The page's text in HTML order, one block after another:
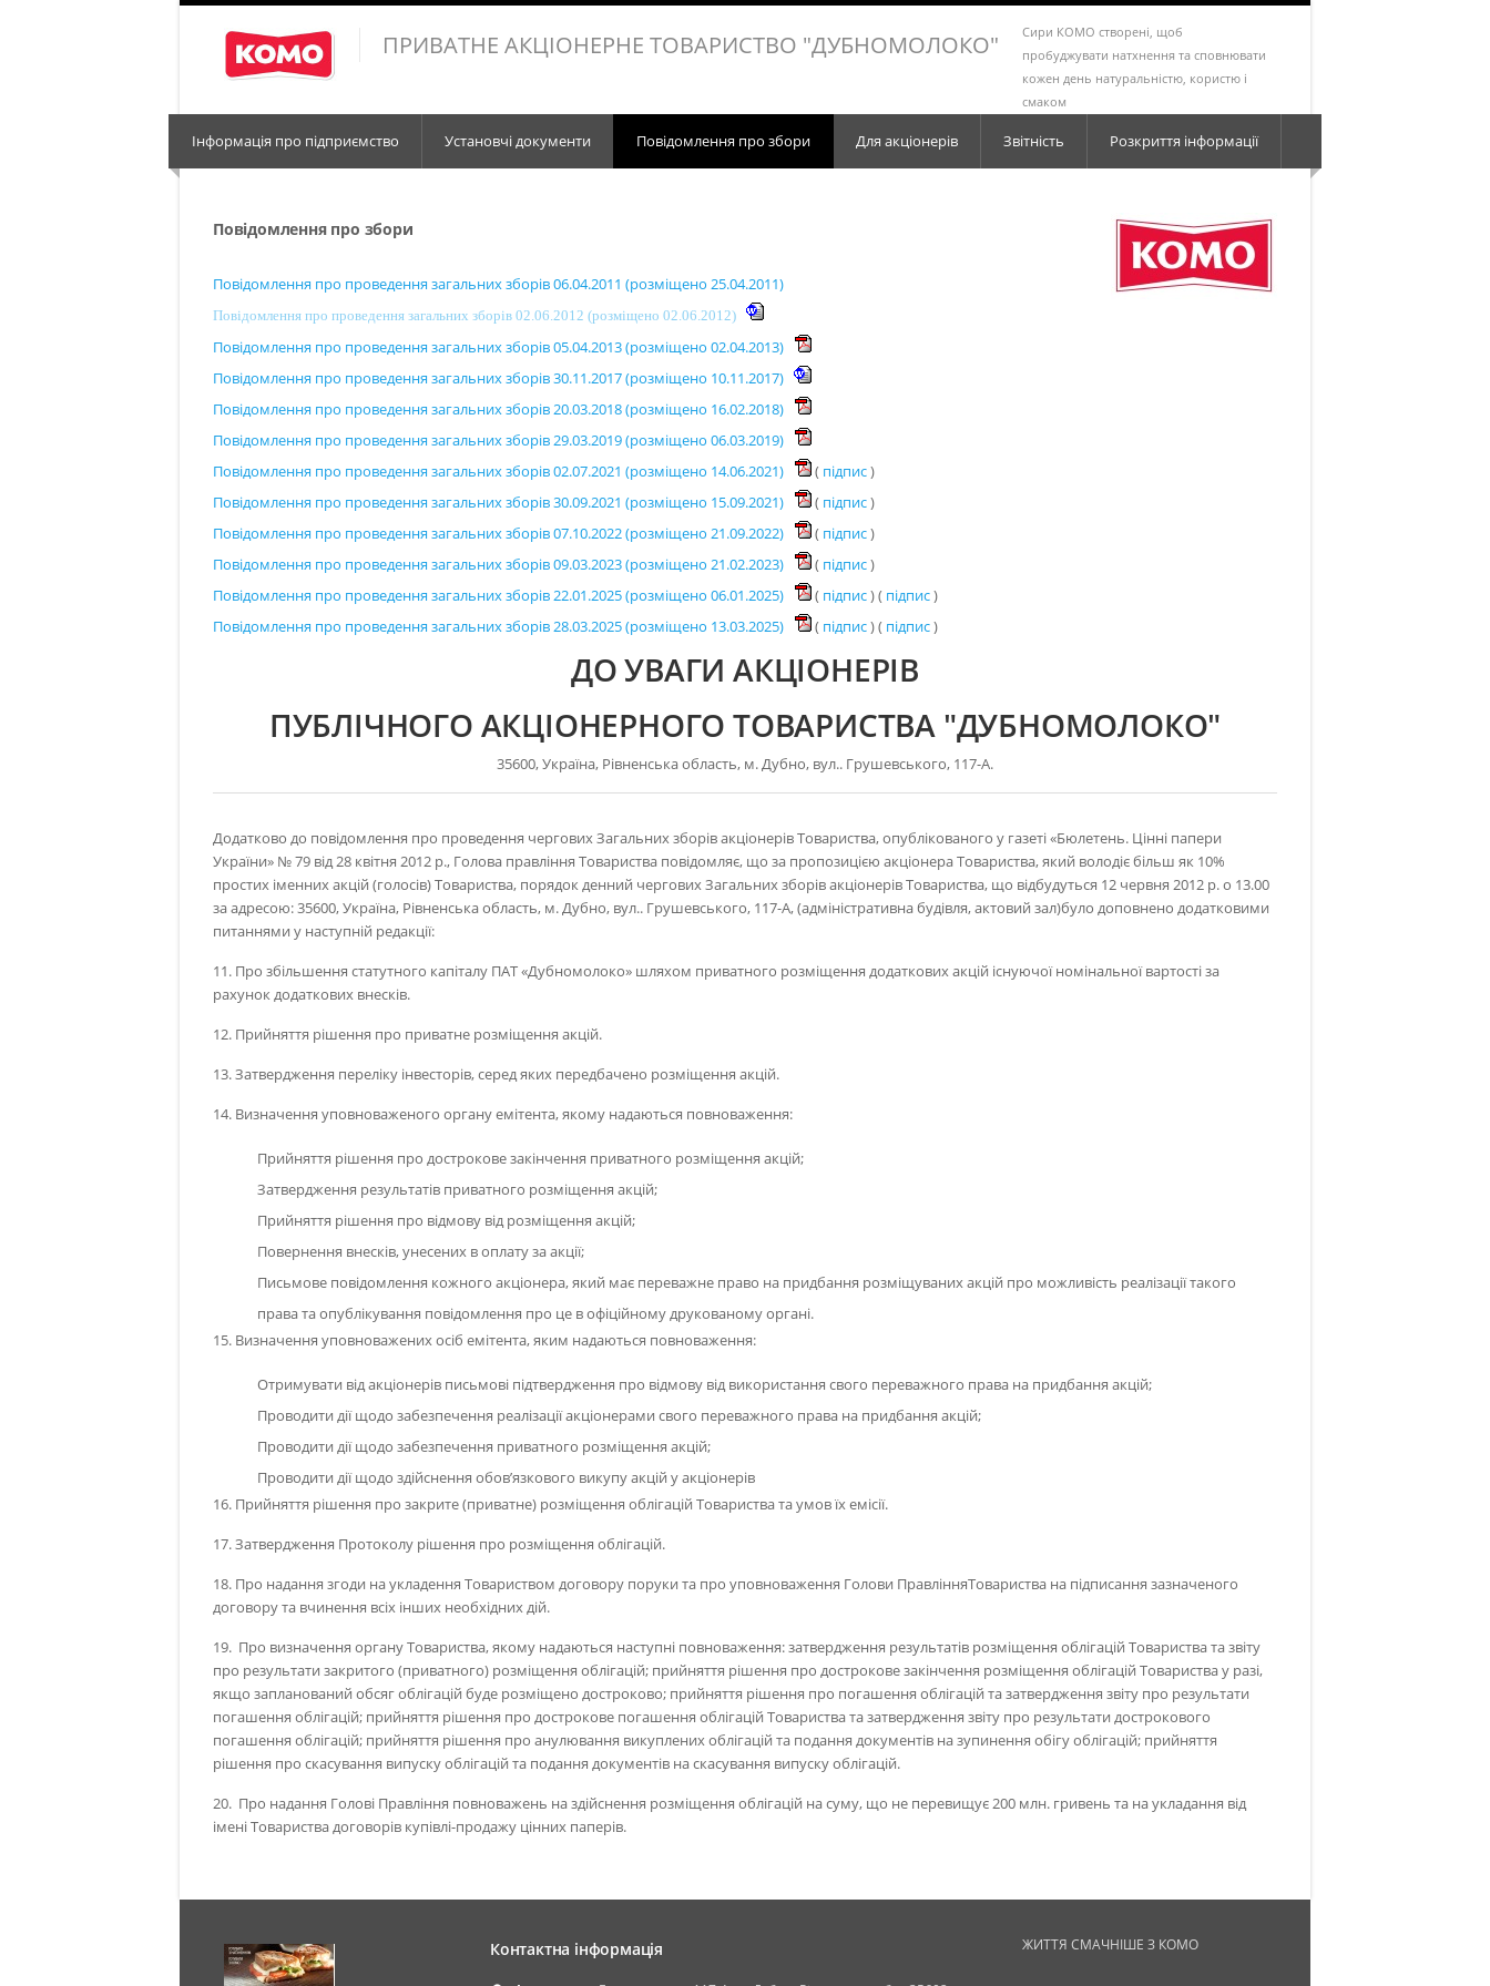
ПРИВАТНЕ АКЦІОНЕРНЕ ТОВАРИСТВО "ДУБНОМОЛОКО"
Сири КОМО створені, щоб
пробуджувати натхнення та сповнювати
кожен день натуральністю, користю і
смаком
Інформація про підприємство Установчі документи Повідомлення про збори Для акціонерів Звітність Розкриття інформації
Повідомлення про збори
Повідомлення про проведення загальних зборів 06.04.2011 (розміщено 25.04.2011)
Повідомлення про проведення загальних зборів 02.06.2012 (розміщено 02.06.2012)
Повідомлення про проведення загальних зборів 05.04.2013 (розміщено 02.04.2013)
Повідомлення про проведення загальних зборів 30.11.2017 (розміщено 10.11.2017)
Повідомлення про проведення загальних зборів 20.03.2018 (розміщено 16.02.2018)
Повідомлення про проведення загальних зборів 29.03.2019 (розміщено 06.03.2019)
Повідомлення про проведення загальних зборів 02.07.2021 (розміщено 14.06.2021)
( підпис)
Повідомлення про проведення загальних зборів 30.09.2021 (розміщено 15.09.2021)
( підпис)
Повідомлення про проведення загальних зборів 07.10.2022 (розміщено 21.09.2022)
( підпис)
Повідомлення про проведення загальних зборів 09.03.2023 (розміщено 21.02.2023)
( підпис)
Повідомлення про проведення загальних зборів 22.01.2025 (розміщено 06.01.2025)
( підпис) ( підпис)
Повідомлення про проведення загальних зборів 28.03.2025 (розміщено 13.03.2025)
( підпис) ( підпис)
ДО УВАГИ АКЦІОНЕРІВ
ПУБЛІЧНОГО АКЦІОНЕРНОГО ТОВАРИСТВА "ДУБНОМОЛОКО"
35600, Україна, Рівненська область, м. Дубно, вул.. Грушевського, 117-А.
Додатково до повідомлення про проведення чергових Загальних зборів акціонерів Товариства, опублікованого у газеті «Бюлетень. Цінні папери
України» № 79 від 28 квітня 2012 р., Голова правління Товариства повідомляє, що за пропозицією акціонера Товариства, який володіє більш як 10%
простих іменних акцій (голосів) Товариства, порядок денний чергових Загальних зборів акціонерів Товариства, що відбудуться 12 червня 2012 р. о 13.00
за адресою: 35600, Україна, Рівненська область, м. Дубно, вул.. Грушевського, 117-А, (адміністративна будівля, актовий зал)було доповнено додатковими
питаннями у наступній редакції:
11. Про збільшення статутного капіталу ПАТ «Дубномолоко» шляхом приватного розміщення додаткових акцій існуючої номінальної вартості за
рахунок додаткових внесків.
12. Прийняття рішення про приватне розміщення акцій.
13. Затвердження переліку інвесторів, серед яких передбачено розміщення акцій.
14. Визначення уповноваженого органу емітента, якому надаються повноваження:
Прийняття рішення про дострокове закінчення приватного розміщення акцій;
Затвердження результатів приватного розміщення акцій;
Прийняття рішення про відмову від розміщення акцій;
Повернення внесків, унесених в оплату за акції;
Письмове повідомлення кожного акціонера, який має переважне право на придбання розміщуваних акцій про можливість реалізації такого
права та опублікування повідомлення про це в офіційному друкованому органі.
15. Визначення уповноважених осіб емітента, яким надаються повноваження:
Отримувати від акціонерів письмові підтвердження про відмову від використання свого переважного права на придбання акцій;
Проводити дії щодо забезпечення реалізації акціонерами свого переважного права на придбання акцій;
Проводити дії щодо забезпечення приватного розміщення акцій;
Проводити дії щодо здійснення обов’язкового викупу акцій у акціонерів
16. Прийняття рішення про закрите (приватне) розміщення облігацій Товариства та умов їх емісії.
17. Затвердження Протоколу рішення про розміщення облігацій.
18. Про надання згоди на укладення Товариством договору поруки та про уповноваження Голови ПравлінняТовариства на підписання зазначеного
договору та вчинення всіх інших необхідних дій.
19. Про визначення органу Товариства, якому надаються наступні повноваження: затвердження результатів розміщення облігацій Товариства та звіту
про результати закритого (приватного) розміщення облігацій; прийняття рішення про дострокове закінчення розміщення облігацій Товариства у разі,
якщо запланований обсяг облігацій буде розміщено достроково; прийняття рішення про погашення облігацій та затвердження звіту про результати
погашення облігацій; прийняття рішення про дострокове погашення облігацій Товариства та затвердження звіту про результати дострокового
погашення облігацій; прийняття рішення про анулювання викуплених облігацій та подання документів на зупинення обігу облігацій; прийняття
рішення про скасування випуску облігацій та подання документів на скасування випуску облігацій.
20. Про надання Голові Правління повноважень на здійснення розміщення облігацій на суму, що не перевищує 200 млн. гривень та на укладання від
імені Товариства договорів купівлі-продажу цінних паперів.
Контактна інформація ЖИТТЯ СМАЧНІШЕ З КОМО